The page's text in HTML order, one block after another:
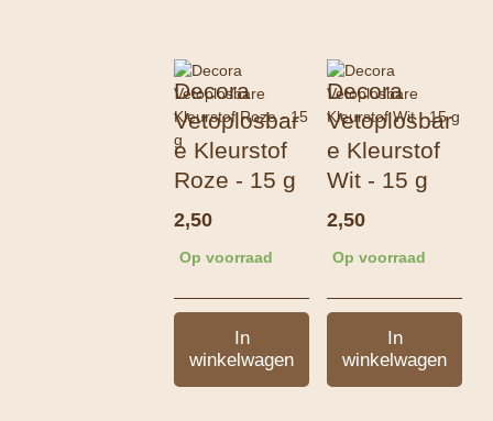
Decora
Vetoplosbar
e Kleurstof
Roze - 15 g
2,50
Op voorraad
In
winkelwagen
Decora
Vetoplosbar
e Kleurstof
Wit - 15 g
2,50
Op voorraad
In
winkelwagen